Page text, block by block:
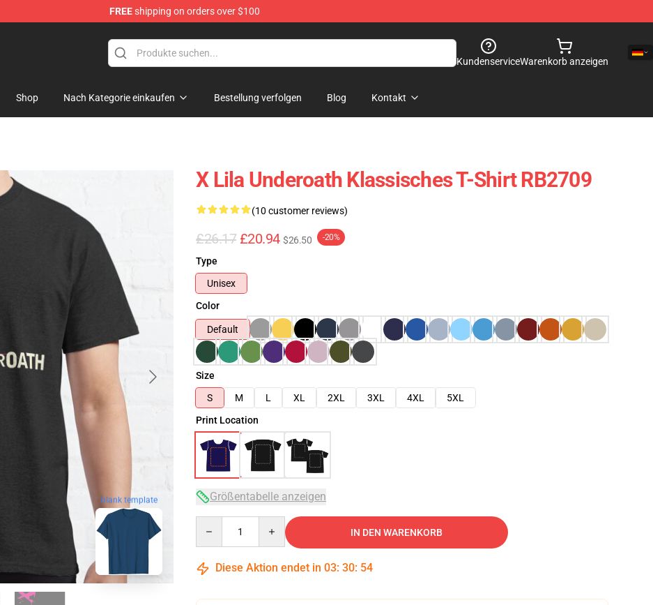
FREEshipping on orders over $100
KundenserviceWarenkorb anzeigen
Shop Nach Kategorie einkaufen Bestellung verfolgen Blog Kontakt
blank template
X Lila Underoath Klassisches T-Shirt RB2709
(10 customer reviews)
£26.17 £20.94 $26.50 -20%
Type
Unisex
Color
Default
Size
S
M L XL 2XL 3XL 4XL
5XL
Print Location
Größentabelle anzeigen
IN DEN WARENKORB
Diese Aktion endet in 03: 30: 53